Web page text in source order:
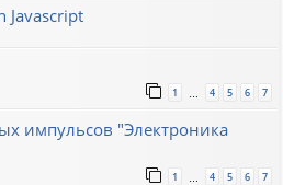
Javascript
1 4 5 6 7
импульсов "Электроника
1 4 5 6 7